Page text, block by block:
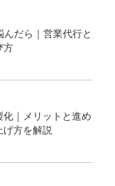
だら｜営業代行と
方
｜メリットと進め
方を解説